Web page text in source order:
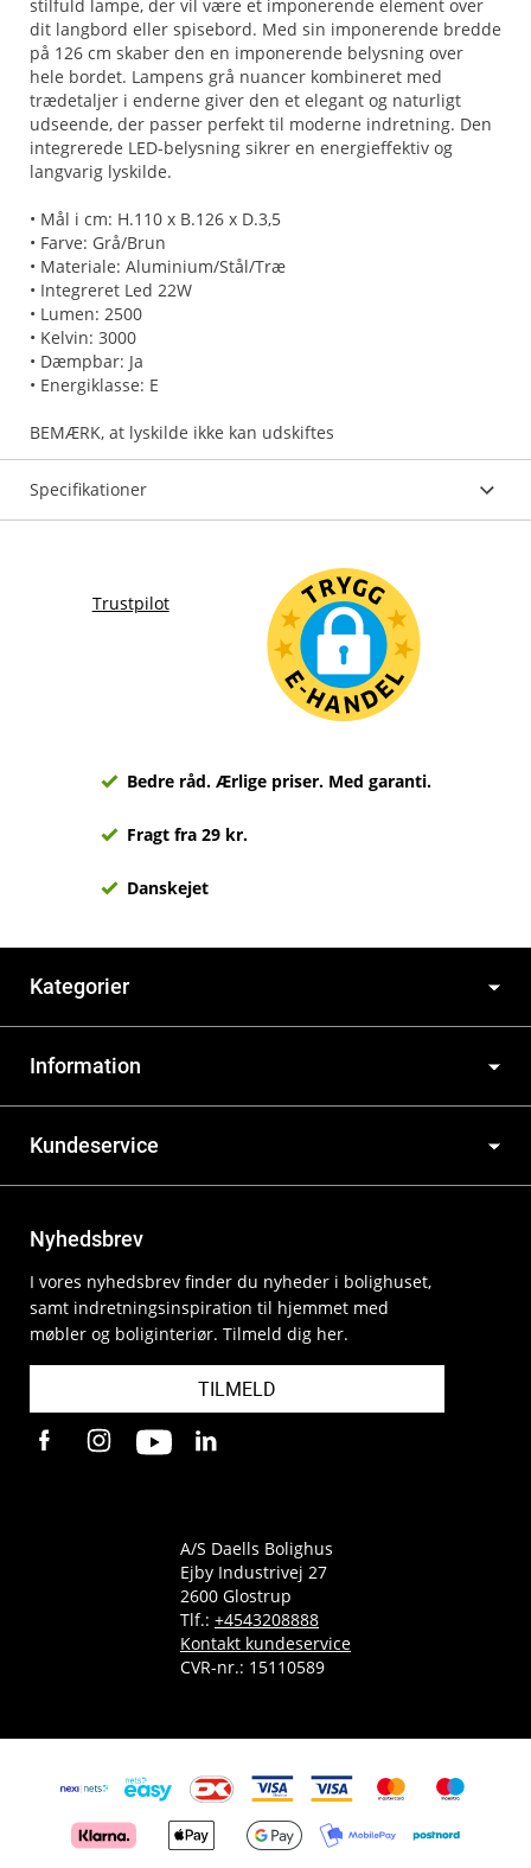
stilfuld lampe, der vil være et imponerende element over
dit langbord eller spisebord. Med sin imponerende bredde
på 126 cm skaber den en imponerende belysning over
hele bordet. Lampens grå nuancer kombineret med
trædetaljer i enderne giver den et elegant og naturligt
udseende, der passer perfekt til moderne indretning. Den
integrerede LED-belysning sikrer en energieffektiv og
langvarig lyskilde.
• Mål i cm: H.110 x B.126 x D.3,5
• Farve: Grå/Brun
• Materiale: Aluminium/Stål/Træ
• Integreret Led 22W
• Lumen: 2500
• Kelvin: 3000
• Dæmpbar: Ja
• Energiklasse: E
Specifikationer
Trustpilot
Bedre råd. Ærlige priser. Med garanti.
Fragt fra 29 kr.
Danskejet
Kategorier
Information
Kundeservice
Nyhedsbrev
I vores nyhedsbrev finder du nyheder i bolighuset,
samt indretningsinspiration til hjemmet med
møbler og boliginteriør. Tilmeld dig her.
TILMELD
A/S Daells Bolighus
Ejby Industrivej 27
2600 Glostrup
Tlf.: +4543208888
Kontakt kundeservice
CVR-nr.: 15110589